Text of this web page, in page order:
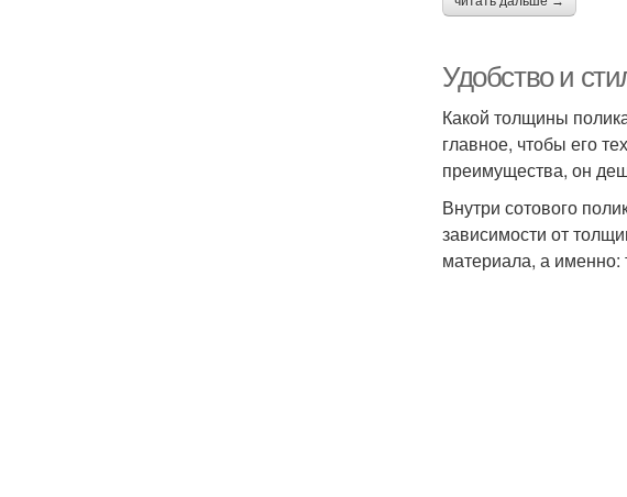
Удобство и
Какой толщины
главное, чтобы его
преимущества, он
Внутри сотового
зависимости от
материала, а именно: